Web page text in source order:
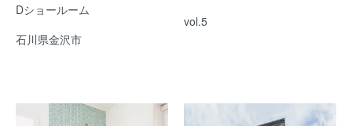
Dショールーム
石川県金沢市
vol.5